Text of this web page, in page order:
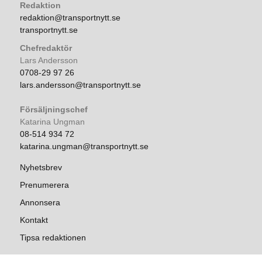
Redaktion
redaktion@transportnytt.se
transportnytt.se
Chefredaktör
Lars Andersson
0708-29 97 26
lars.andersson@transportnytt.se
Försäljningschef
Katarina Ungman
08-514 934 72
katarina.ungman@transportnytt.se
Nyhetsbrev
Prenumerera
Annonsera
Kontakt
Tipsa redaktionen